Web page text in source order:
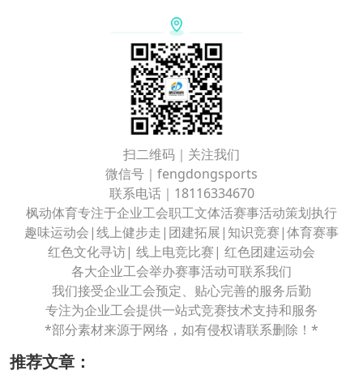
扫二维码｜关注我们
微信号｜fengdongsports
联系电话｜18116334670
枫动体育专注于企业工会职工文体活赛事活动策划执行
趣味运动会|线上健步走|团建拓展|知识竞赛|体育赛事
红色文化寻访| 线上电竞比赛| 红色团建运动会
各大企业工会举办赛事活动可联系我们
我们接受企业工会预定、贴心完善的服务后勤
专注为企业工会提供一站式竞赛技术支持和服务
*部分素材来源于网络，如有侵权请联系删除！*
推荐文章：